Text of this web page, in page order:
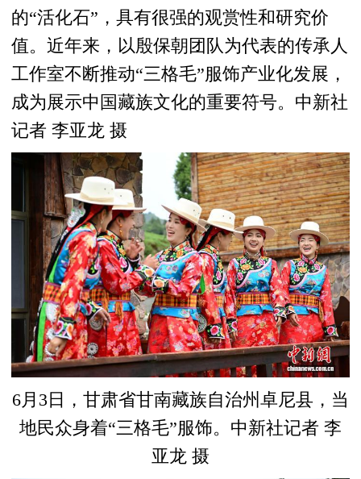
的“活化石”，具有很强的观赏性和研究价
值。近年来，以殷保朝团队为代表的传承人
工作室不断推动“三格毛”服饰产业化发展，
成为展示中国藏族文化的重要符号。中新社
记者 李亚龙 摄
6月3日，甘肃省甘南藏族自治州卓尼县，当
地民众身着“三格毛”服饰。中新社记者 李
亚龙 摄